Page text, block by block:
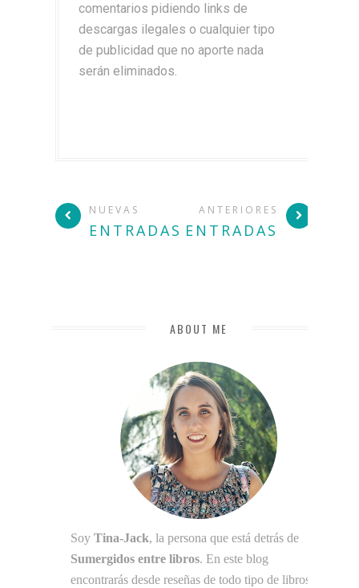
comentarios pidiendo links de
descargas ilegales o cualquier tipo
de publicidad que no aporte nada
serán eliminados.
NUEVAS
ENTRADAS
ANTERIORES
ENTRADAS
ABOUT ME
Soy Tina-Jack, la persona que está detrás de
Sumergidos entre libros. En este blog
encontrarás desde reseñas de todo tipo de libros